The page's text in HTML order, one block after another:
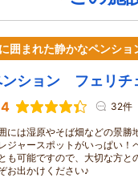
囲まれた静かなペンショ
ンション フェリチ
32件
には湿原やそば畑などの景勝
ジャースポットがいっぱい！
も可能ですので、大切な方と
お出かけください♪